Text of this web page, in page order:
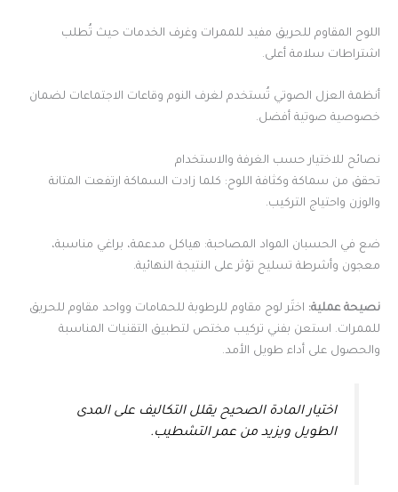
اللوح المقاوم للحريق مفيد للممرات وغرف الخدمات حيث تُطلب
اشتراطات سلامة أعلى.
أنظمة العزل الصوتي تُستخدم لغرف النوم وقاعات الاجتماعات لضمان
خصوصية صوتية أفضل.
نصائح للاختيار حسب الغرفة والاستخدام
تحقق من سماكة وكثافة اللوح: كلما زادت السماكة ارتفعت المتانة
والوزن واحتياج التركيب.
ضع في الحسبان المواد المصاحبة: هياكل مدعمة، براغي مناسبة،
معجون وأشرطة تسليح تؤثر على النتيجة النهائية.
نصيحة عملية: اختَر لوح مقاوم للرطوبة للحمامات وواحد مقاوم للحريق
للممرات. استعن بفني تركيب مختص لتطبيق التقنيات المناسبة
والحصول على أداء طويل الأمد.
اختيار المادة الصحيح يقلل التكاليف على المدى
الطويل ويزيد من عمر التشطيب.